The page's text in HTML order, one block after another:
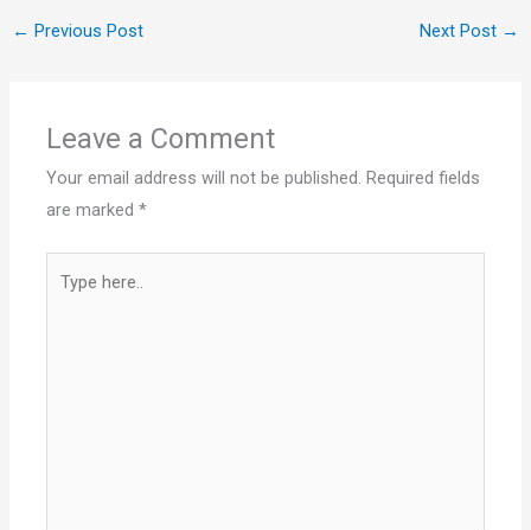
← Previous Post Next Post →
Leave a Comment
Your email address will not be published. Required fields
are marked*
here..